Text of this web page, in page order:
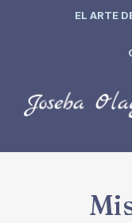
EL ARTE